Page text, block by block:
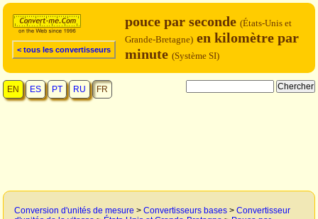
< tous les convertisseurs
pouce par seconde (États-Unis et
Grande-Bretagne) en kilomètre par
minute (Système SI)
EN ES PT RU FR
Conversion d'unités de mesure > Convertisseurs bases > Convertisseur